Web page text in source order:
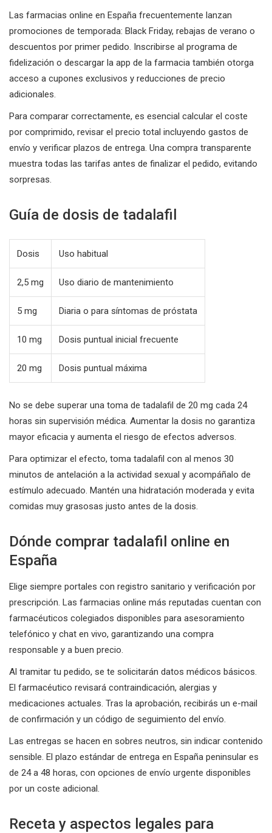
Las farmacias online en España frecuentemente lanzan
promociones de temporada: Black Friday, rebajas de verano o
descuentos por primer pedido. Inscribirse al programa de
fidelización o descargar la app de la farmacia también otorga
acceso a cupones exclusivos y reducciones de precio
adicionales.
Para comparar correctamente, es esencial calcular el coste
por comprimido, revisar el precio total incluyendo gastos de
envío y verificar plazos de entrega. Una compra transparente
muestra todas las tarifas antes de finalizar el pedido, evitando
sorpresas.
Guía de dosis de tadalafil
Dosis Uso habitual
2,5 mg Uso diario de mantenimiento
5 mg Diaria o para síntomas de próstata
10 mg Dosis puntual inicial frecuente
20 mg Dosis puntual máxima
No se debe superar una toma de tadalafil de 20 mg cada 24
horas sin supervisión médica. Aumentar la dosis no garantiza
mayor eficacia y aumenta el riesgo de efectos adversos.
Para optimizar el efecto, toma tadalafil con al menos 30
minutos de antelación a la actividad sexual y acompáñalo de
estímulo adecuado. Mantén una hidratación moderada y evita
comidas muy grasosas justo antes de la dosis.
Dónde comprar tadalafil online en
España
Elige siempre portales con registro sanitario y verificación por
prescripción. Las farmacias online más reputadas cuentan con
farmacéuticos colegiados disponibles para asesoramiento
telefónico y chat en vivo, garantizando una compra
responsable y a buen precio.
Al tramitar tu pedido, se te solicitarán datos médicos básicos.
El farmacéutico revisará contraindicación, alergias y
medicaciones actuales. Tras la aprobación, recibirás un e-mail
de confirmación y un código de seguimiento del envío.
Las entregas se hacen en sobres neutros, sin indicar contenido
sensible. El plazo estándar de entrega en España peninsular es
de 24 a 48 horas, con opciones de envío urgente disponibles
por un coste adicional.
Receta y aspectos legales para